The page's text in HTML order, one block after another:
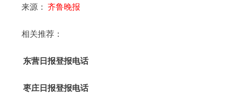
来源： 齐鲁晚报
相关推荐：
东营日报登报电话
枣庄日报登报电话